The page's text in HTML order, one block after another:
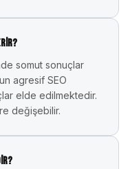
somut sonuçlar
agresif SEO
elde edilmektedir.
değişebilir.